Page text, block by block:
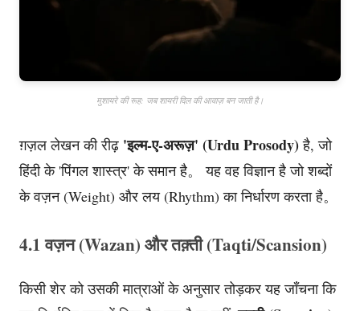
मुशायरे की रूह: जब शायरी दिल की आवाज़ बन जाती है।
ग़ज़ल लेखन की रीढ़ 'इल्म-ए-अरूज़' (Urdu Prosody) है, जो
हिंदी के 'पिंगल शास्त्र' के समान है。 यह वह विज्ञान है जो शब्दों
के वज़न (Weight) और लय (Rhythm) का निर्धारण करता है。
4.1 वज़न (Wazan) और तक़्ती (Taqti/Scansion)
किसी शेर को उसकी मात्राओं के अनुसार तोड़कर यह जाँचना कि